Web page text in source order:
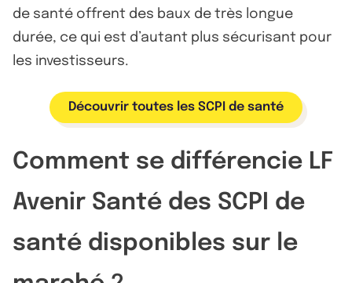
de santé offrent des baux de très longue
durée, ce qui est d’autant plus sécurisant pour
les investisseurs.
Découvrir toutes les SCPI de santé
Comment se différencie LF
Avenir Santé des SCPI de
santé disponibles sur le